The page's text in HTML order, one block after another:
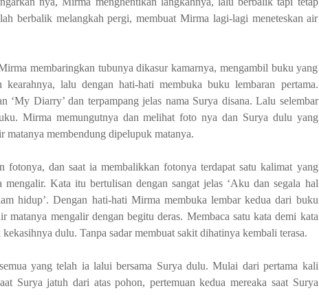
berbalik melangkah pergi, membuat Mirma lagi-lagi meneteskan air
membaringkan tubunya dikasur kamarnya, mengambil buku yang
kearahnya, lalu dengan hati-hati membuka buku lembaran pertama.
‘My Diarry’ dan terpampang jelas nama Surya disana. Lalu selembar
Mirma memungutnya dan melihat foto nya dan Surya dulu yang
matanya membendung dipelupuk matanya.
fotonya, dan saat ia membalikkan fotonya terdapat satu kalimat yang
mengalir. Kata itu bertulisan dengan sangat jelas ‘Aku dan segala hal
hidup’. Dengan hati-hati Mirma membuka lembar kedua dari buku
matanya mengalir dengan begitu deras. Membaca satu kata demi kata
dulu. Tanpa sadar membuat sakit dihatinya kembali terasa.
yang telah ia lalui bersama Surya dulu. Mulai dari pertama kali
Surya jatuh dari atas pohon, pertemuan kedua mereaka saat Surya